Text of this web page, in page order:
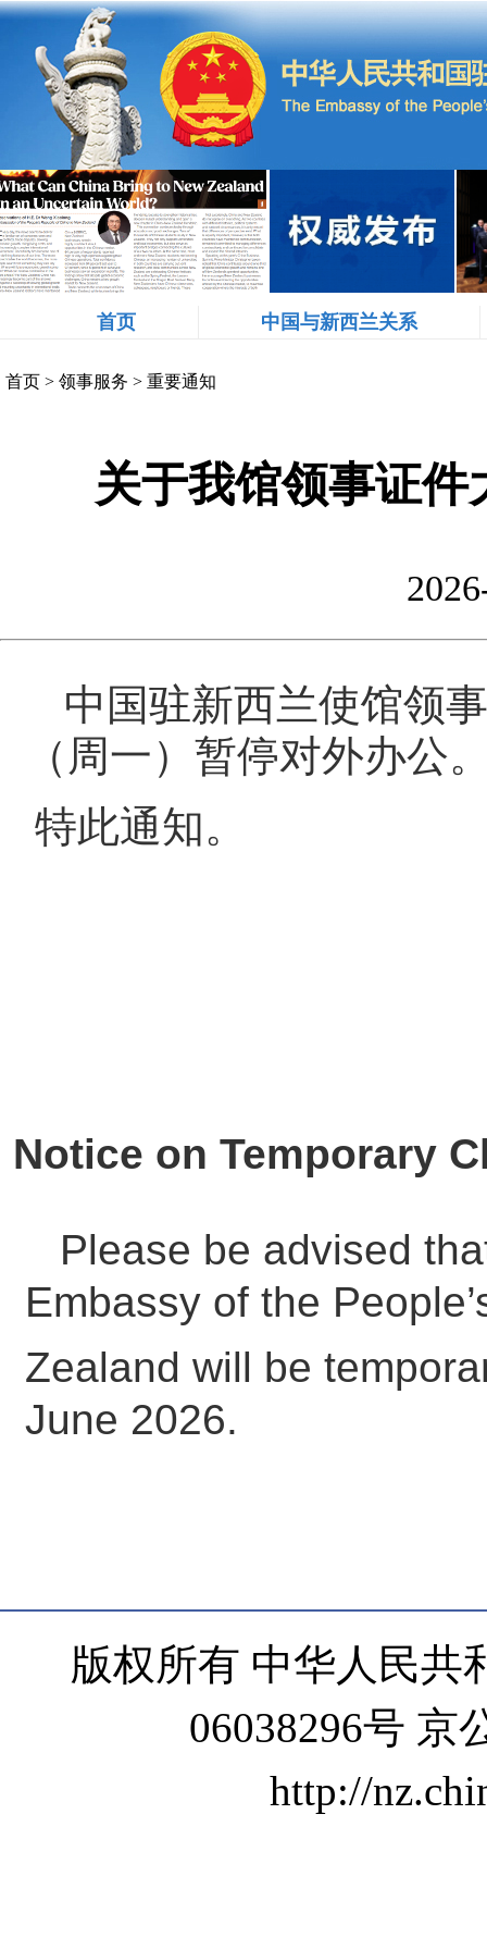
首页 中国与新西兰关系
首页 > 领事服务 > 重要通知
关于我馆领事证
中国驻新西兰使馆领事
（周一）暂停对外办公
特此通知。
Notice on Temporary
Please be advised
Embassy of the
Zealand will be
June 2026.
版权所有 中华人民共
06038296号 京
http://